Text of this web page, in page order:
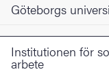
Om webbplatsen
Göteborgs
Institutionen för
arbete